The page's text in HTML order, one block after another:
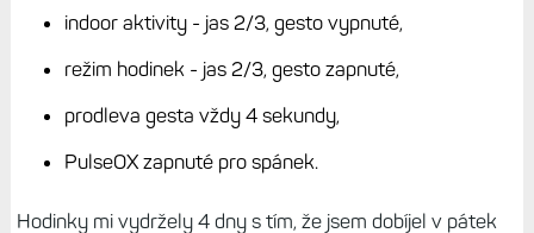
funguje?
Čtyři dny v zátěži, ale běžně týden
Udávanou výdrž mají hodinky11 dnů a 19 hodin s GPS
což je vzhledem k použitému displeji a velikosti takový
následující: